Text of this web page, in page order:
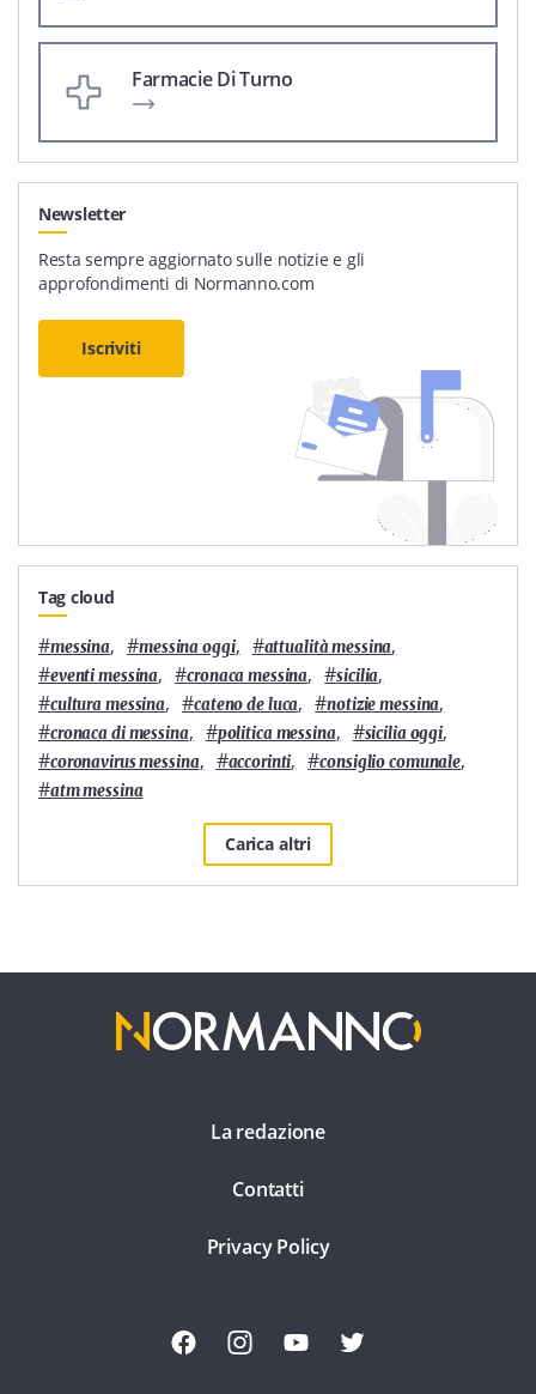
Farmacie Di Turno
Newsletter
Resta sempre aggiornato sulle notizie e gli
approfondimenti di Normanno.com
Iscriviti
Tag cloud
#messina, #messina oggi, #attualità messina,
#eventi messina, #cronaca messina, #sicilia,
#cultura messina, #cateno de luca, #notizie messina,
#cronaca di messina, #politica messina, #sicilia oggi,
#coronavirus messina, #accorinti, #consiglio comunale,
#atm messina
Carica altri
La redazione
Contatti
Privacy Policy